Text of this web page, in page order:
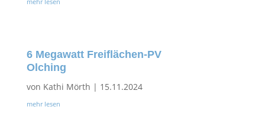
6 Megawatt Freiflächen-PV
Olching
von Kathi Mörth | 15.11.2024
mehr lesen